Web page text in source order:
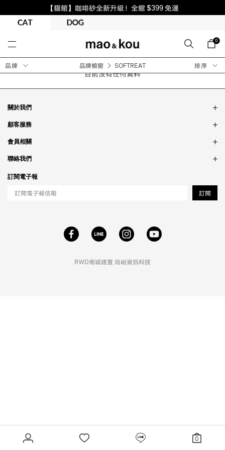
【貓館】咖啡砂全新升級！全館 $399 免運
0
0
品牌 排序
品牌櫥窗 SOFTREAT
目前沒有任何資料
RWD商城建置 尚峪資訊科技
關於我們
品牌故事
銷售據點
隱私政策
顧客服務
訂單問題
付款問題
配送問題
會員相關
會員制度
紅利制度
聯絡我們
合作相關
工作職缺
訂閱電子報
訂閱